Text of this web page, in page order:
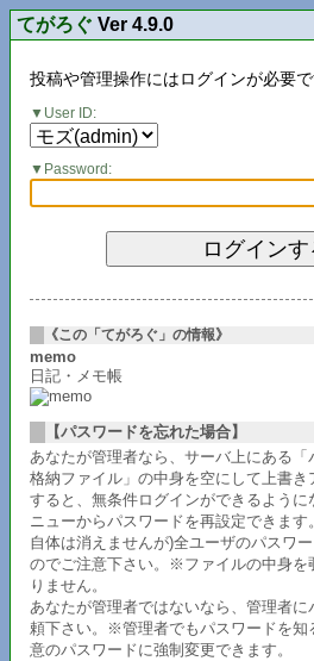
てがろぐ Ver 4.9.0
投稿や管理操作にはログインが必要で
User ID:
Password:
《この「てがろぐ」の情報》
memo
日記・メモ帳
【パスワードを忘れた場合】
あなたが管理者なら、サーバ上にある
格納ファイル」の中身を空にして上書き
すると、無条件ログインができるように
ニューからパスワードを再設定できま
自体は消えませんが)全ユーザのパスワ
のでご注意下さい。※ファイルの中身を
りません。
あなたが管理者ではないなら、管理者
頼下さい。※管理者でもパスワードを知
意のパスワードに強制変更できます。